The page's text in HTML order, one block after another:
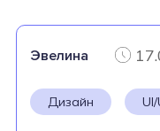
Эвелина
Дизайн